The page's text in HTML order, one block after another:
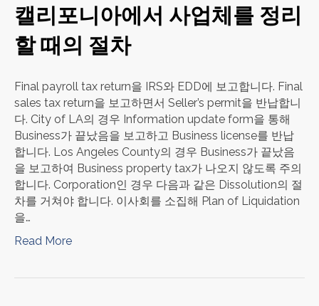
캘리포니아에서 사업체를 정리
할 때의 절차
Final payroll tax return을 IRS와 EDD에 보고합니다. Final
sales tax return을 보고하면서 Seller’s permit을 반납합니
다. City of LA의 경우 Information update form을 통해
Business가 끝났음을 보고하고 Business license를 반납
합니다. Los Angeles County의 경우 Business가 끝났음
을 보고하여 Business property tax가 나오지 않도록 주의
합니다. Corporation인 경우 다음과 같은 Dissolution의 절
차를 거쳐야 합니다. 이사회를 소집해 Plan of Liquidation
을…
Read More